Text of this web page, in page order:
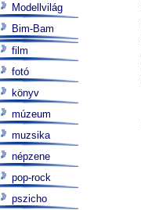
Modellvilág
Bim-Bam
film
fotó
könyv
múzeum
muzsika
népzene
pop-rock
pszicho